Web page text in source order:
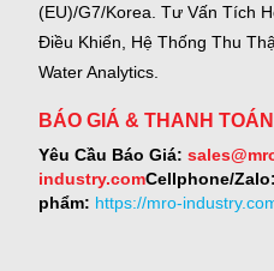
(EU)/G7/Korea. Tư Vấn Tích
Điều Khiển, Hệ Thống Thu
Water Analytics.
BÁO GIÁ & THANH TOÁN
Yêu Cầu Báo Giá:
industry.comCellphone/Zalo:
phẩm: https://mro-